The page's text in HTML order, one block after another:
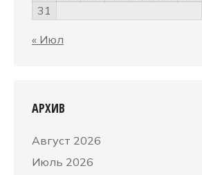
31
« Июл
АРХИВ
Август 2026
Июль 2026